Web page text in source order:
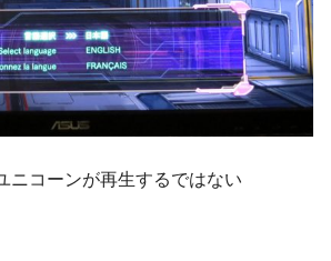
ニコーンが再生するではない